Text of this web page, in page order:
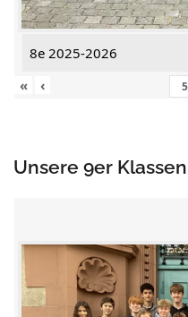
8e 2025-2026
«
‹
Unsere 9er Klassen